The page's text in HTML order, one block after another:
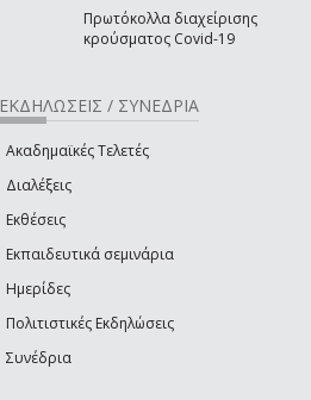
Πρωτόκολλα διαχείρισης
κρούσματος Covid-19
ΕΚΔΗΛΩΣΕΙΣ / ΣΥΝΕΔΡΙΑ
Ακαδημαϊκές Τελετές
Διαλέξεις
Εκθέσεις
Εκπαιδευτικά σεμινάρια
Ημερίδες
Πολιτιστικές Εκδηλώσεις
Συνέδρια